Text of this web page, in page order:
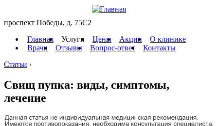
проспект Победы, д. 75C2
Главная
Услуги Цены Акции
О клинике
Врачи
Отзывы Вопрос-ответ
Контакты
Статьи ›
Свищ пупка: виды, симптомы,
лечение